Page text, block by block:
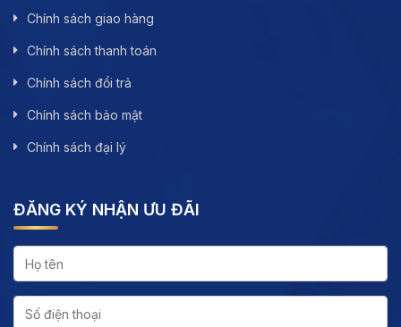
Chính sách giao hàng
Chính sách thanh toán
Chính sách đổi trả
Chính sách bảo mật
Chính sách đại lý
ĐĂNG KÝ NHẬN ƯU ĐÃI